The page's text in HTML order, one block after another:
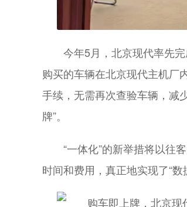
今年5月，北京现代率先
购买的车辆在北京现代主机厂
手续，无需再次查验车辆，减
牌”。
“一体化”的新举措将以往
时间和费用，真正地实现了“